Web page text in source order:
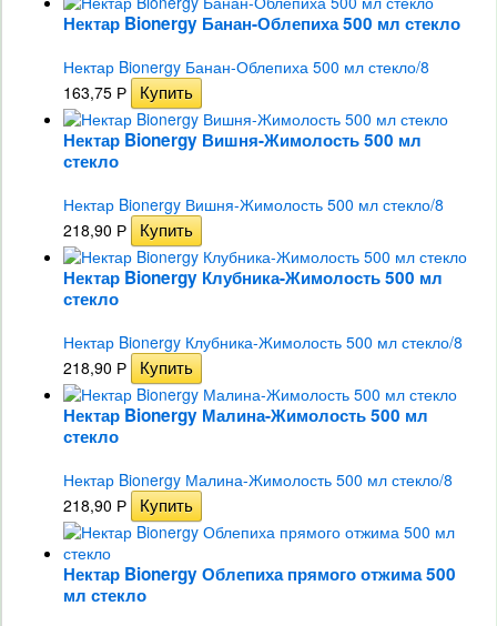
Нектар Bionergy Банан-Облепиха 500 мл стекло
Нектар Bionergy Банан-Облепиха 500 мл стекло/8
163,75 Р
Нектар Bionergy Вишня-Жимолость 500 мл
стекло
Нектар Bionergy Вишня-Жимолость 500 мл стекло/8
218,90 Р
Нектар Bionergy Клубника-Жимолость 500 мл
стекло
Нектар Bionergy Клубника-Жимолость 500 мл стекло/8
218,90 Р
Нектар Bionergy Малина-Жимолость 500 мл
стекло
Нектар Bionergy Малина-Жимолость 500 мл стекло/8
218,90 Р
Нектар Bionergy Облепиха прямого отжима 500
мл стекло